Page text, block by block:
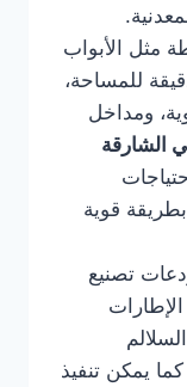
مثل الأبواب
للمساحة،
ومداخل
الشارقة
قوية
تصنيع
كما يمكن تنفيذ